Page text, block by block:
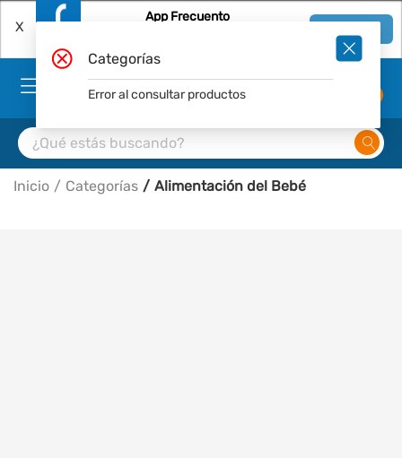
X
App Frecuento
Inicio Categorías Alimentación del Bebé
Categorías
Error al consultar productos